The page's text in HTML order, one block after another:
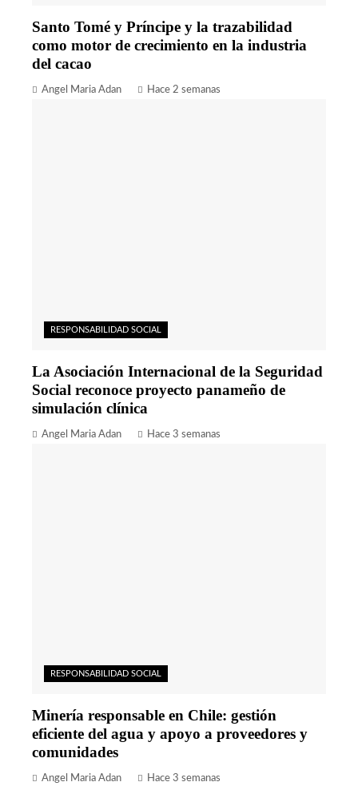
Santo Tomé y Príncipe y la trazabilidad
como motor de crecimiento en la industria
del cacao
Angel Maria Adan Hace 2 semanas
RESPONSABILIDAD SOCIAL
La Asociación Internacional de la Seguridad
Social reconoce proyecto panameño de
simulación clínica
Angel Maria Adan Hace 3 semanas
RESPONSABILIDAD SOCIAL
Minería responsable en Chile: gestión
eficiente del agua y apoyo a proveedores y
comunidades
Angel Maria Adan Hace 3 semanas